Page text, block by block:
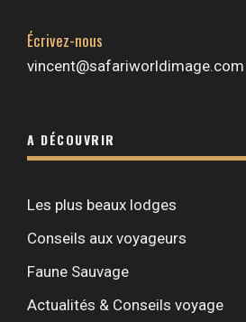
Écrivez-nous
vincent@safariworldimage.com
A DÉCOUVRIR
Les plus beaux lodges
Conseils aux voyageurs
Faune Sauvage
Actualités & Conseils voyage